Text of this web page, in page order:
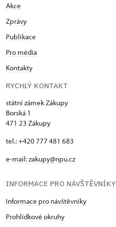
Akce
Zprávy
Publikace
Pro média
Kontakty
RYCHLÝ KONTAKT
státní zámek Zákupy
Borská 1
471 23 Zákupy
tel.: +420 777 481 683
e-mail: zakupy@npu.cz
INFORMACE PRO NÁVŠTĚVNÍKY
Informace pro návštěvníky
Prohlídkové okruhy